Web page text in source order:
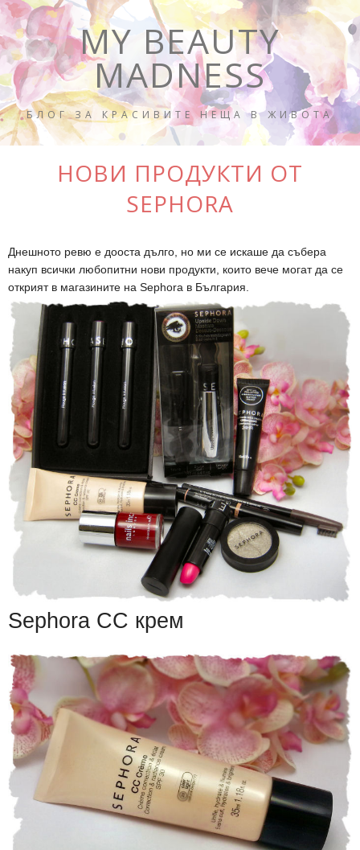
MY BEAUTY
MADNESS
БЛОГ ЗА КРАСИВИТЕ НЕЩА В ЖИВОТА
НОВИ ПРОДУКТИ ОТ
SEPHORA
Днешното ревю е дооста дълго, но ми се искаше да събера
накуп всички любопитни нови продукти, които вече могат да се
открият в магазините на Sephora в България.
Sephora СС крем